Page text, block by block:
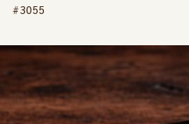
#3055